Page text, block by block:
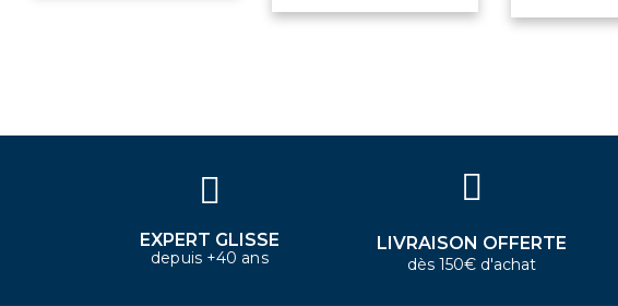
×
aider aujourd'hui ?
EXPERT GLISSE
depuis +40 ans
LIVRAISON OFFERTE
dès 150€ d'achat